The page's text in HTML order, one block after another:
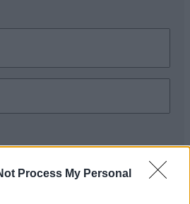
Process My Personal